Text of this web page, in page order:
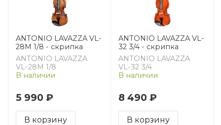
ANTONIO LAVAZZA VL-
28M 1/8 - скрипка
ANTONIO LAVAZZA
VL-28M 1/8
В наличии
5 990 ₽
В корзину
ANTONIO LAVAZZA VL-
32 3/4 - скрипка
ANTONIO LAVAZZA
VL-32 3/4
В наличии
8 490 ₽
В корзину